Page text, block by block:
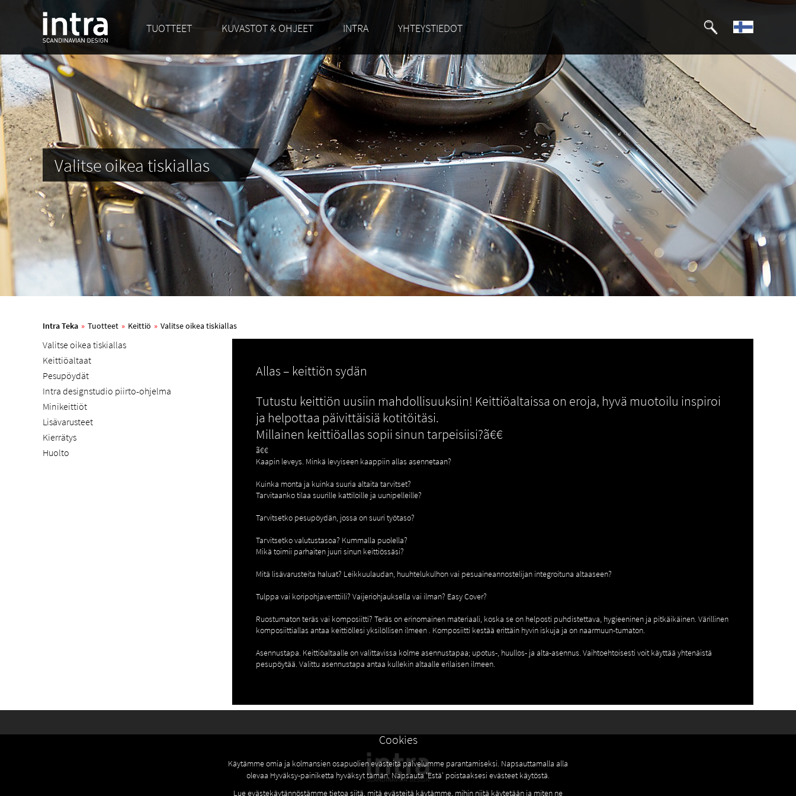
TUOTTEET KUVASTOT & OHJEET INTRA YHTEYSTIEDOT
Valitse oikea tiskiallas
Intra Teka » Tuotteet » Keittiö » Valitse oikea tiskiallas
Valitse oikea tiskiallas
Keittiöaltaat
Pesupöydät
Intra designstudio piirto-ohjelma
Minikeittiöt
Lisävarusteet
Kierrätys
Huolto
Allas – keittiön sydän
Tutustu keittiön uusiin mahdollisuuksiin! Keittiöaltaissa on eroja, hyvä muotoilu inspiroi
ja helpottaa päivittäisiä kotitöitäsi.
Millainen keittiöallas sopii sinun tarpeisiisi?ã€€
ã€€
Kaapin leveys. Minkä levyiseen kaappiin allas asennetaan?
Kuinka monta ja kuinka suuria altaita tarvitset?
Tarvitaanko tilaa suurille kattiloille ja uunipelleille?
Tarvitsetko pesupöydän, jossa on suuri työtaso?
Tarvitsetko valutustasoa? Kummalla puolella?
Mikä toimii parhaiten juuri sinun keittiössäsi?
Mitä lisävarusteita haluat? Leikkuulaudan, huuhtelukulhon vai pesuaineannostelijan integroituna altaaseen?
Tulppa vai koripohjaventtiili? Vaijeriohjauksella vai ilman? Easy Cover?
Ruostumaton teräs vai komposiitti? Teräs on erinomainen materiaali, koska se on helposti puhdistettava, hygieeninen ja pitkäikäinen. Värillinen
komposiittiallas antaa keittiöllesi yksilöllisen ilmeen . Komposiitti kestää erittäin hyvin iskuja ja on naarmuun-tumaton.
Asennustapa. Keittiöaltaalle on valittavissa kolme asennustapaa; upotus-, huullos- ja alta-asennus. Vaihtoehtoisesti voit käyttää yhtenäistä
pesupöytää. Valittu asennustapa antaa kullekin altaalle erilaisen ilmeen.
Cookies
Käytämme omia ja kolmansien osapuolien evästeitä palvelumme parantamiseksi. Napsauttamalla alla
olevaa Hyväksy-painiketta hyväksyt tämän. Napsauta 'Estä' poistaaksesi evästeet käytöstä.
Lue evästekäytännöstämme tietoa siitä, mitä evästeitä käytämme, mihin niitä käytetään ja miten ne